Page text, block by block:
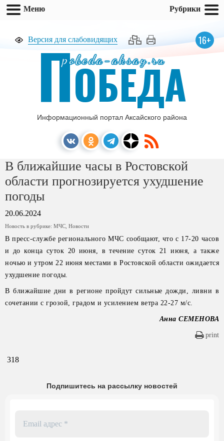
Версия для слабовидящих 16+
pobeda-aksay.ru
ПОБЕДА
Информационный портал Аксайского района
В ближайшие часы в Ростовской
области прогнозируется ухудшение
погоды
20.06.2024
Новость в рубрике: МЧС Новости
В пресс-службе регионального МЧС сообщают, что с 17-20 часов
и до конца суток 20 июня, в течение суток 21 июня, а также
ночью и утром 22 июня местами в Ростовской области ожидается
ухудшение погоды.
В ближайшие дни в регионе пройдут сильные дожди, ливни в
сочетании с грозой, градом и усилением ветра 22-27 м/с.
Анна СЕМЕНОВА
print
318
Подпишитесь на рассылку новостей
Меню Рубрики